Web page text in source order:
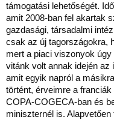
támogatási lehetőségét.
amit 2008-ban fel akartak
gazdasági, társadalmi
csak az új tagországokra,
mert a piaci viszonyok
vitánk volt annak idején
amit egyik napról a
történt, érveimre a
COPA-COGECA-ban és
miniszternél is.